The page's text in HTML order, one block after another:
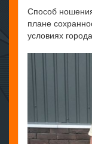
Способ
плане
условиях